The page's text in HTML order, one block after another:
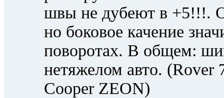
швы не дубеют в +5!!!.
но боковое качение
поворотах. В общем:
нетяжелом авто. (Rover
Cooper ZEON)